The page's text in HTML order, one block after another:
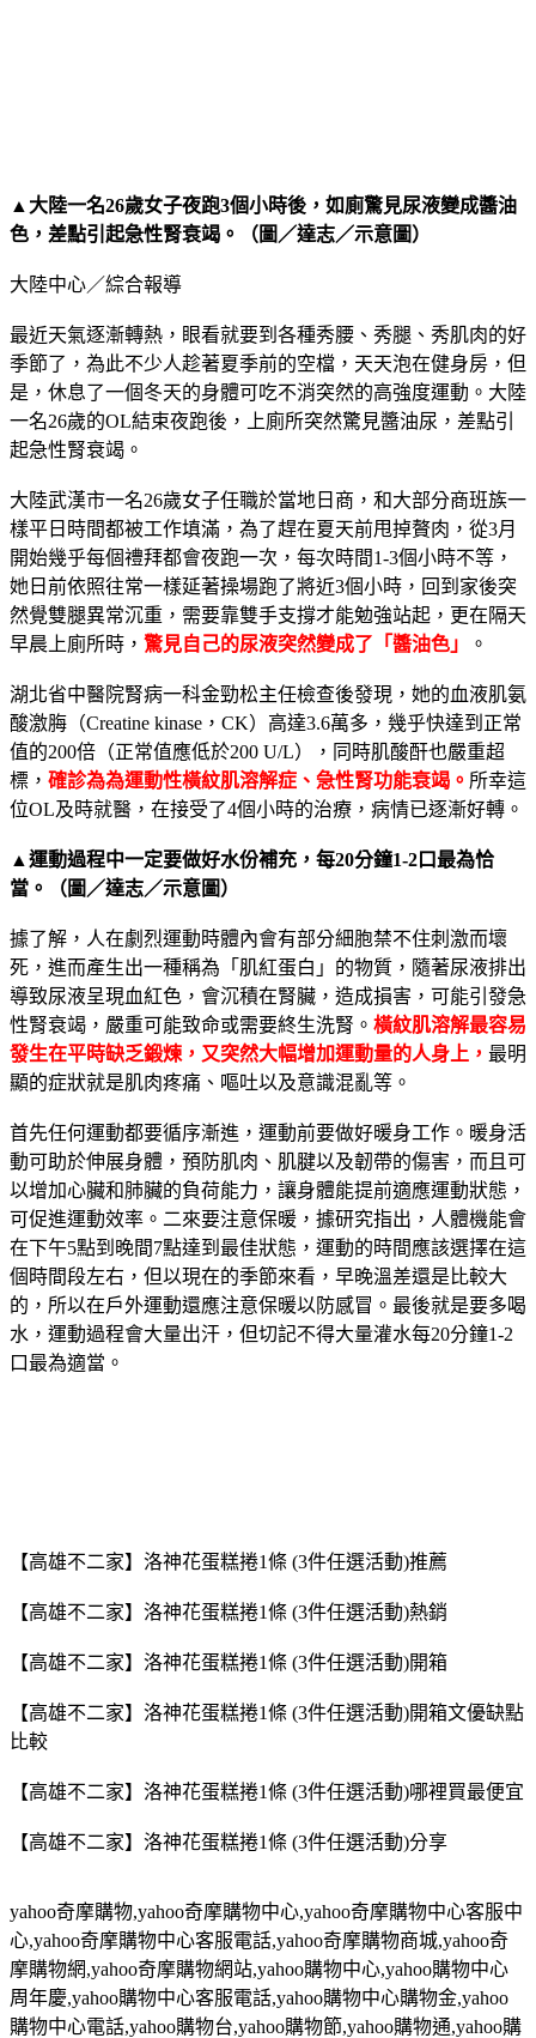
▲大陸一名26歲女子夜跑3個小時後，如廁驚見尿液變成醬油
色，差點引起急性腎衰竭。（圖／達志／示意圖）
大陸中心／綜合報導
最近天氣逐漸轉熱，眼看就要到各種秀腰、秀腿、秀肌肉的好
季節了，為此不少人趁著夏季前的空檔，天天泡在健身房，但
是，休息了一個冬天的身體可吃不消突然的高強度運動。大陸
一名26歲的OL結束夜跑後，上廁所突然驚見醬油尿，差點引
起急性腎衰竭。
大陸武漢市一名26歲女子任職於當地日商，和大部分商班族一
樣平日時間都被工作填滿，為了趕在夏天前甩掉贅肉，從3月
開始幾乎每個禮拜都會夜跑一次，每次時間1-3個小時不等，
她日前依照往常一樣延著操場跑了將近3個小時，回到家後突
然覺雙腿異常沉重，需要靠雙手支撐才能勉強站起，更在隔天
早晨上廁所時， 驚見自己的尿液突然變成了「醬油色」 。
湖北省中醫院腎病一科金勁松主任檢查後發現，她的血液肌氨
酸激脢（Creatine kinase，CK）高達3.6萬多，幾乎快達到正常
值的200倍（正常值應低於200 U/L），同時肌酸酐也嚴重超
標， 確診為為運動性橫紋肌溶解症、急性腎功能衰竭。 所幸這
位OL及時就醫，在接受了4個小時的治療，病情已逐漸好轉。
▲運動過程中一定要做好水份補充，每20分鐘1-2口最為恰
當。（圖／達志／示意圖）
據了解，人在劇烈運動時體內會有部分細胞禁不住刺激而壞
死，進而產生出一種稱為「肌紅蛋白」的物質，隨著尿液排出
導致尿液呈現血紅色，會沉積在腎臟，造成損害，可能引發急
性腎衰竭，嚴重可能致命或需要終生洗腎。 橫紋肌溶解最容易
發生在平時缺乏鍛煉，又突然大幅增加運動量的人身上， 最明
顯的症狀就是肌肉疼痛、嘔吐以及意識混亂等。
首先任何運動都要循序漸進，運動前要做好暖身工作。暖身活
動可助於伸展身體，預防肌肉、肌腱以及韌帶的傷害，而且可
以增加心臟和肺臟的負荷能力，讓身體能提前適應運動狀態，
可促進運動效率。二來要注意保暖，據研究指出，人體機能會
在下午5點到晚間7點達到最佳狀態，運動的時間應該選擇在這
個時間段左右，但以現在的季節來看，早晚溫差還是比較大
的，所以在戶外運動還應注意保暖以防感冒。最後就是要多喝
水，運動過程會大量出汗，但切記不得大量灌水每20分鐘1-2
口最為適當。
【高雄不二家】洛神花蛋糕捲1條 (3件任選活動)推薦
【高雄不二家】洛神花蛋糕捲1條 (3件任選活動)熱銷
【高雄不二家】洛神花蛋糕捲1條 (3件任選活動)開箱
【高雄不二家】洛神花蛋糕捲1條 (3件任選活動)開箱文優缺點
比較
【高雄不二家】洛神花蛋糕捲1條 (3件任選活動)哪裡買最便宜
【高雄不二家】洛神花蛋糕捲1條 (3件任選活動)分享
yahoo奇摩購物,yahoo奇摩購物中心,yahoo奇摩購物中心客服中
心,yahoo奇摩購物中心客服電話,yahoo奇摩購物商城,yahoo奇
摩購物網,yahoo奇摩購物網站,yahoo購物中心,yahoo購物中心
周年慶,yahoo購物中心客服電話,yahoo購物中心購物金,yahoo
購物中心電話,yahoo購物台,yahoo購物節,yahoo購物通,yahoo購